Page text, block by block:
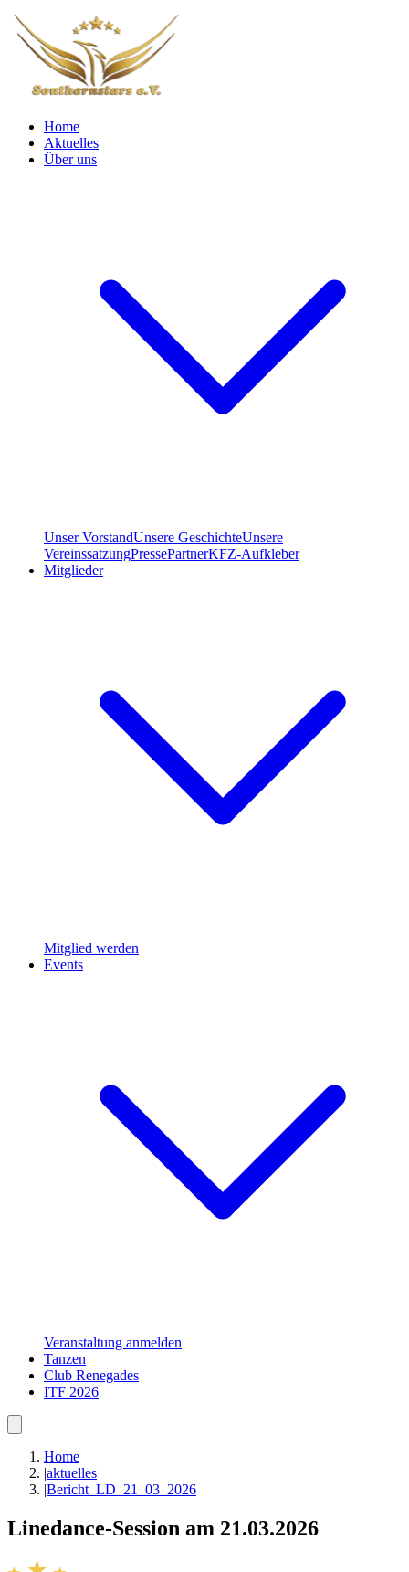
Home
Aktuelles
Über uns
Unser VorstandUnsere GeschichteUnsere
VereinssatzungPressePartnerKFZ-Aufkleber
Mitglieder
Mitglied werden
Events
Veranstaltung anmelden
Tanzen
Club Renegades
ITF 2026
Home
|aktuelles
|Bericht_LD_21_03_2026
Linedance-Session am 21.03.2026